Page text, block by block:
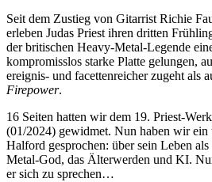
Seit dem Zustieg von Gitarrist Richie
erleben Judas Priest ihren dritten
der britischen Heavy-Metal-Legende
kompromisslos starke Platte gelungen,
ereignis- und facettenreicher zugeht als
Firepower.
16 Seiten hatten wir dem 19. Priest-
(01/2024) gewidmet. Nun haben wir
Halford gesprochen: über sein Leben
Metal-God, das Älterwerden und KI.
er sich zu sprechen…